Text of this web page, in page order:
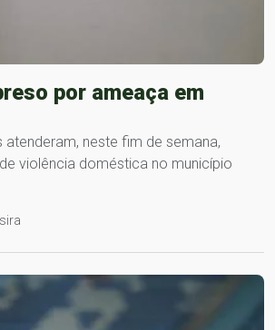
por ameaça em
atenderam, neste fim de semana,
violência doméstica no município